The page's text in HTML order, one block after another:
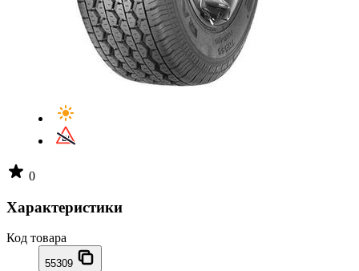
0
Характеристики
Код товара
55309